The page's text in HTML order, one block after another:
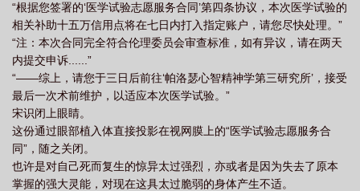
久，席卷整颗星球的战火不可避免。植入义体、灵能者与灵能道
途、空天母舰、巨构奇观、技术奇点、星坠、堕化网域......理想，困
惑，惊异，未来。这些都可以先放到一边。宋识愉快地作出决定。
第一步，恢复力量。第二步，依次去问候一遍，前世那一连串的仇
人名单吧。
“根据您签署的‘医学试验志愿服务合同’第四条协议，本次医学试验的
相关补助十五万信用点将在七日内打入指定账户，请您尽快处理。”
“注：本次合同完全符合伦理委员会审查标准，如有异议，请在两天
内提交申诉......”
“——综上，请您于三日后前往‘帕洛瑟心智精神学第三研究所’，接受
最后一次术前维护，以适应本次医学试验。”
宋识闭上眼睛。
这份通过眼部植入体直接投影在视网膜上的“医学试验志愿服务合
同”，随之关闭。
也许是对自己死而复生的惊异太过强烈，亦或者是因为失去了原本
掌握的强大灵能，对现在这具太过脆弱的身体产生不适。